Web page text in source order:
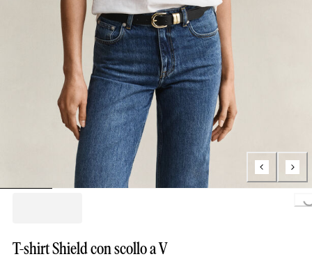
Loading...
T-shirt Shield con scollo a V